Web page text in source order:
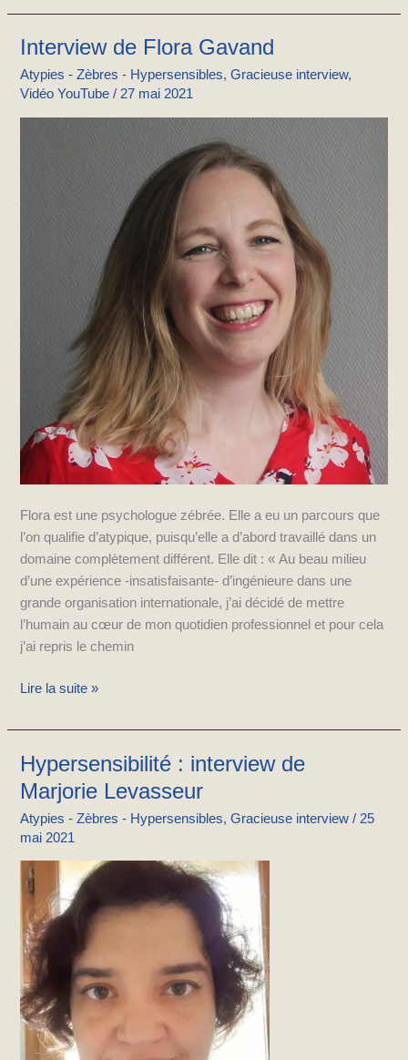
Interview de Flora Gavand
Atypies - Zèbres - Hypersensibles,Gracieuse interview,
Vidéo YouTube / 27 mai 2021
Flora est une psychologue zébrée. Elle a eu un parcours que
l’on qualifie d’atypique, puisqu’elle a d’abord travaillé dans un
domaine complètement différent. Elle dit : « Au beau milieu
d’une expérience -insatisfaisante- d’ingénieure dans une
grande organisation internationale, j’ai décidé de mettre
l’humain au cœur de mon quotidien professionnel et pour cela
j’ai repris le chemin
Interview
de
Flora
Lire la suite »
Hypersensibilité : interview de
Marjorie Levasseur
Atypies - Zèbres - Hypersensibles,Gracieuse interview / 25
mai 2021
Hypersensibilité
:
interview
de
Levasseur